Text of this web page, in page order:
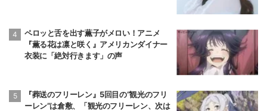
ペロッと舌を出す薫子がメロい！アニメ
『薫る花は凛と咲く』アメリカンダイナー
衣装に「絶対行きます」の声
『葬送のフリーレン』5回目の“観光のフリ
ーレン”は倉敷、「観光のフリーレン、次は